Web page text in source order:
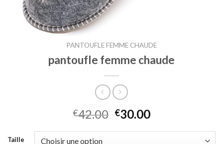
PANTOUFLE FEMME CHAUDE
pantoufle femme chaude
€42.00 €30.00
Taille